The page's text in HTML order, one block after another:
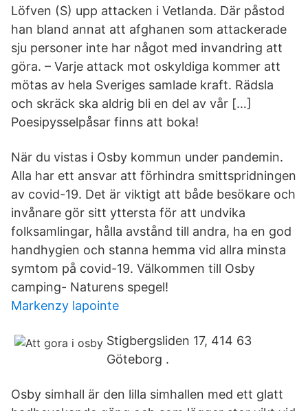
Löfven (S) upp attacken i Vetlanda. Där påstod
han bland annat att afghanen som attackerade
sju personer inte har något med invandring att
göra. – Varje attack mot oskyldiga kommer att
mötas av hela Sveriges samlade kraft. Rädsla
och skräck ska aldrig bli en del av vår […]
Poesipysselpåsar finns att boka!
När du vistas i Osby kommun under pandemin.
Alla har ett ansvar att förhindra smittspridningen
av covid-19. Det är viktigt att både besökare och
invånare gör sitt yttersta för att undvika
folksamlingar, hålla avstånd till andra, ha en god
handhygien och stanna hemma vid allra minsta
symtom på covid-19. Välkommen till Osby
camping- Naturens spegel!
Markenzy lapointe
Stigbergsliden 17, 414 63
Göteborg .
Osby simhall är den lilla simhallen med ett glatt